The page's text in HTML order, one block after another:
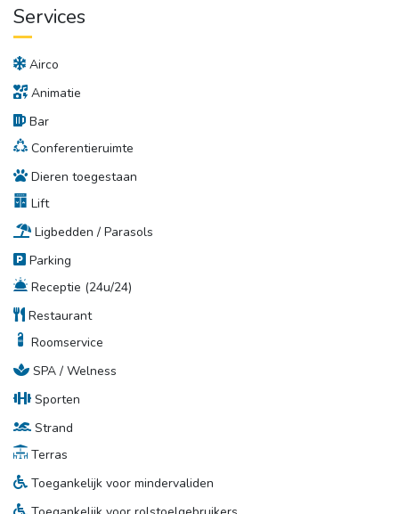
Services
Airco
Animatie
Bar
Conferentieruimte
Dieren toegestaan
Lift
Ligbedden / Parasols
Parking
Receptie (24u/24)
Restaurant
Roomservice
SPA / Welness
Sporten
Strand
Terras
Toegankelijk voor mindervaliden